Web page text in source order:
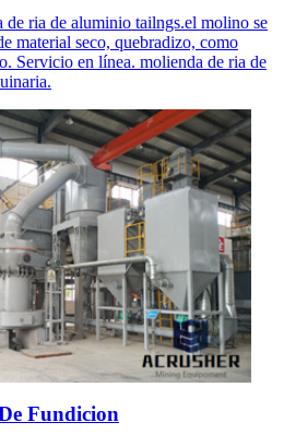
de ria de aluminio tailngs.el molino se
material seco, quebradizo, como
Servicio en línea. molienda de ria de
Fundicion